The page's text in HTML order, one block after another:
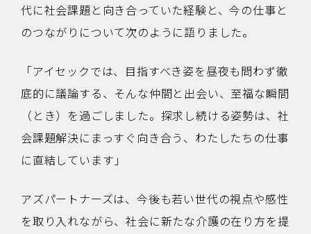
代に社会課題と向き合っていた経験と、今の仕事と
のつながりについて次のように語りました。
「アイセックでは、目指すべき姿を昼夜も問わず徹
底的に議論する、そんな仲間と出会い、至福な瞬間
（とき）を過ごしました。探求し続ける姿勢は、社
会課題解決にまっすぐ向き合う、わたしたちの仕事
に直結しています」
アズパートナーズは、今後も若い世代の視点や感性
を取り入れながら、社会に新たな介護の在り方を提